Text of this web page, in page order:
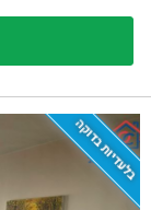
בלעדיות בדוקה